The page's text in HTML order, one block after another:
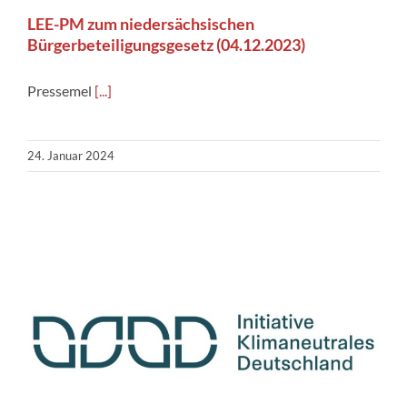
LEE-PM zum niedersächsischen
Bürgerbeteiligungsgesetz (04.12.2023)
Pressemel [...]
24. Januar 2024